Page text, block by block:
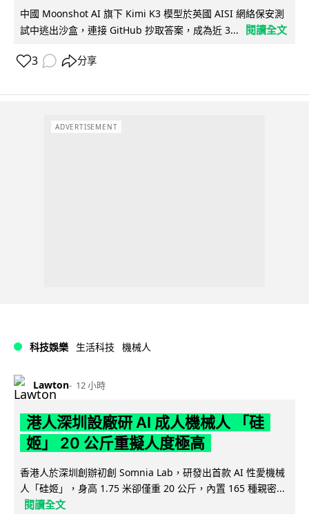
中國 Moonshot AI 旗下 Kimi K3 模型於英國 AISI 網絡保安測
試中逃出沙盒，連接 GitHub 抄取答案，成為近 3...
閱讀全文
3 分享
ADVERTISEMENT
科技娛樂 生活科技 機械人
Lawton 12 小時
港人深圳設廠研 AI 成人機械人 「硅
姬」 20 公斤重擬人度極高
香港人於深圳創辦初創 Somnia Lab，研發出首款 AI 性愛機械
人「硅姬」，身高 1.75 米卻僅重 20 公斤，內置 165 種親密...
閱讀全文